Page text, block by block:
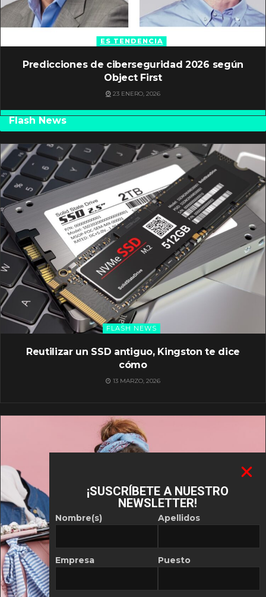
ES TENDENCIA
Predicciones de ciberseguridad 2026 según
Object First
23 ENERO, 2026
Flash News
FLASH NEWS
Reutilizar un SSD antiguo, Kingston te dice
cómo
13 MARZO, 2026
¡SUSCRÍBETE A NUESTRO
NEWSLETTER!
Nombre(s)
Empresa
Apellidos
Puesto